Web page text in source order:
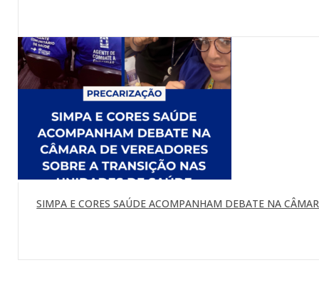
SIMPA E CORES SAÚDE ACOMPANHAM DEBATE NA